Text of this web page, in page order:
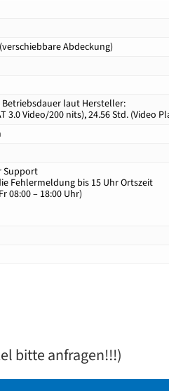
Abdeckung)
Betriebsdauer laut Hersteller:
3.0 Video/200 nits), 24.56 Std. (Video
Support
Fehlermeldung bis 15 Uhr Ortszeit
08:00 – 18:00 Uhr)
bitte anfragen!!!)